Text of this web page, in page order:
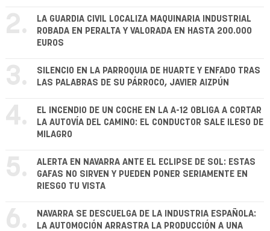
2.
LA GUARDIA CIVIL LOCALIZA MAQUINARIA INDUSTRIAL
ROBADA EN PERALTA Y VALORADA EN HASTA 200.000
EUROS
3.
SILENCIO EN LA PARROQUIA DE HUARTE Y ENFADO TRAS
LAS PALABRAS DE SU PÁRROCO, JAVIER AIZPÚN
4.
EL INCENDIO DE UN COCHE EN LA A-12 OBLIGA A CORTAR
LA AUTOVÍA DEL CAMINO: EL CONDUCTOR SALE ILESO DE
MILAGRO
5.
ALERTA EN NAVARRA ANTE EL ECLIPSE DE SOL: ESTAS
GAFAS NO SIRVEN Y PUEDEN PONER SERIAMENTE EN
RIESGO TU VISTA
6.
NAVARRA SE DESCUELGA DE LA INDUSTRIA ESPAÑOLA:
LA AUTOMOCIÓN ARRASTRA LA PRODUCCIÓN A UNA